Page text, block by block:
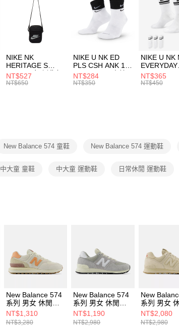
【「AFTEE先享後付」結帳流程】
１．於結帳方式選擇「AFTEE先享後
付」結帳頁面，進行簡訊認證並確認
２．訂單成立數日內，您將收到繳費通
３．收到繳費通知簡訊後14天內，點
／ATM／網路銀行／等多元方式進行
※ 請注意：結帳手續完成當下不需立
絡購買商品的店家。未經商家同意取
先享後付繳納相關費用。
１．透過由恩沛科技股份有限公司提
交易，需依本服務之必要範圍內提供
２．關於個人資料處理事宜，請瀏覽以
形，恩沛科技股份有限公司將有權停
動。
每筆NT$100，滿NT$1,500(含以
每筆NT$100，滿NT$1,500(含以
付款後門市自取
每筆NT$100，滿NT$1,500(含以
促銷活動 兒童/青少年｜鞋服6
NIKE NK
HERITAGE S
SMIT 男女 側背包
BA5871010
NT$527
NT$650
NIKE U NK ED
PLS CSH ANK 1P
144 DBL 男 中統
襪 DH4058104
NT$284
NT$350
NIKE U NK
EVERYDAY
ESSENTIAL
男女 短統襪
NT$365
NT$450
New Balance 574 童鞋 New Balance 574 運動鞋
中大童 童鞋 中大童 運動鞋 日常休閒 運動鞋
New Balance 574
系列 男女 休閒鞋
U574LGCO-D
NT$1,310
NT$3,280
New Balance 574
系列 男女 休閒鞋
U574RBL-D
NT$1,190
NT$2,980
New
系列 男女 休
U5742EB-D
NT$2,080
NT$2,980